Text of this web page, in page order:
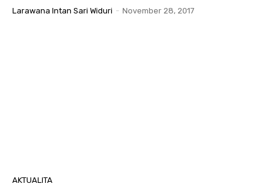
Larawana Intan Sari Widuri - November 28, 2017
AKTUALITA